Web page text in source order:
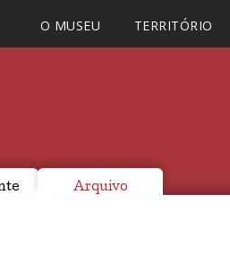
O MUSEU TERRITÓRIO
Arquivo